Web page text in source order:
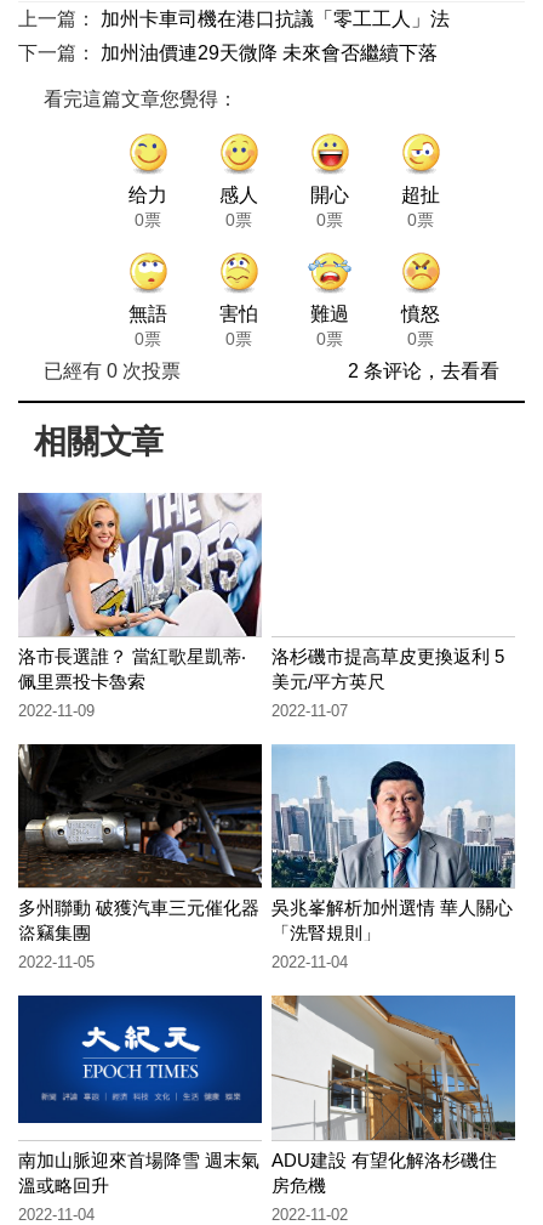
上一篇：
加州卡車司機在港口抗議「零工工人」法
下一篇：
加州油價連29天微降 未來會否繼續下落
看完這篇文章您覺得：
给力
0票
感人
0票
開心
0票
超扯
0票
無語
0票
害怕
0票
難過
0票
憤怒
0票
已經有 0次投票 2 条评论，去看看
相關文章
洛市長選誰？ 當紅歌星凱蒂‧
佩里票投卡魯索
2022-11-09
洛杉磯市提高草皮更換返利 5
美元/平方英尺
2022-11-07
多州聯動 破獲汽車三元催化器
盜竊集團
2022-11-05
吳兆峯解析加州選情 華人關心
「洗腎規則」
2022-11-04
南加山脈迎來首場降雪 週末氣
溫或略回升
2022-11-04
ADU建設 有望化解洛杉磯住
房危機
2022-11-02